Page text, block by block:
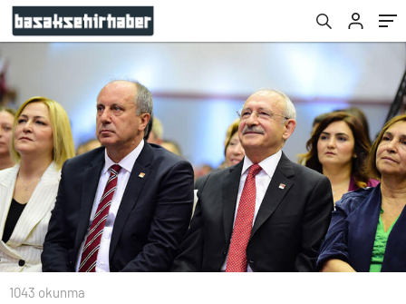
1043 okunma